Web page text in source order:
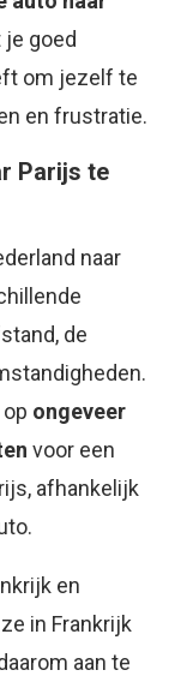
je goed
om jezelf te
en frustratie.
Parijs te
naar
de
ongeveer
voor een
afhankelijk
en
in Frankrijk
aan te